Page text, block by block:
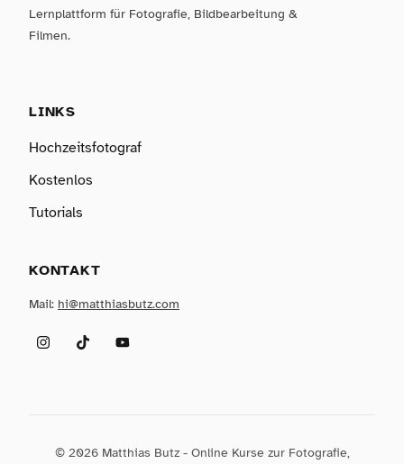
Lernplattform für Fotografie, Bildbearbeitung &
Filmen.
LINKS
Hochzeitsfotograf
Kostenlos
Tutorials
KONTAKT
Mail: hi@matthiasbutz.com
InstagramTikTokYouTube
© 2026 Matthias Butz - Online Kurse zur Fotografie,